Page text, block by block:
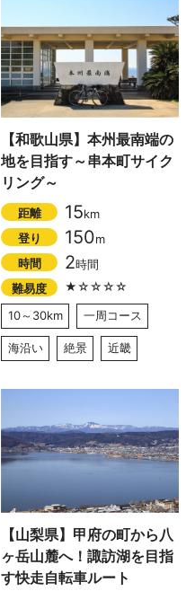
【和歌山県】本州最南端の
地を目指す～串本町サイク
リング～
距離 15km
登り
150m
時間
2時間
難易度
★☆☆☆☆
10～30km
一周コース
海沿い 絶景 近畿
【山梨県】甲府の町から八
ヶ岳山麓へ！諏訪湖を目指
す快走自転車ルート